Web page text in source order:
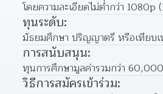
โดยความละเอียดไม่ต่ำกว่า 1080p
ทุนระดับ:
มัธยมศึกษา ปริญญาตรี หรือเทียบเ
การสนับสนุน:
ทุนการศึกษามูลค่ารวมกว่า
วิธีการสมัครเข้าร่วม: